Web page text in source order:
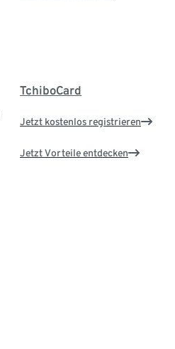
TchiboCard
Jetzt kostenlos registrieren
Jetzt Vorteile entdecken